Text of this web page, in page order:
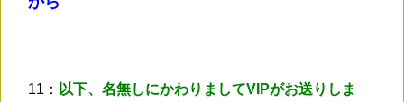
11： 以下、名無しにかわりましてVIPがお送りしま